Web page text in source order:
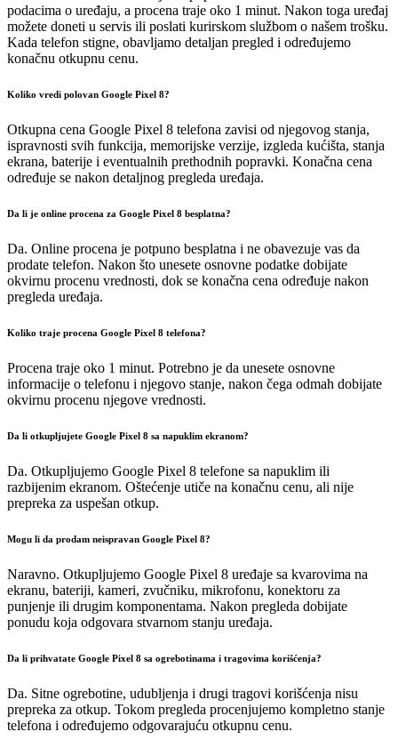
podacima o uređaju, a procena traje oko 1 minut. Nakon toga uređaj
možete doneti u servis ili poslati kurirskom službom o našem trošku.
Kada telefon stigne, obavljamo detaljan pregled i određujemo
konačnu otkupnu cenu.
Koliko vredi polovan Google Pixel 8?
Otkupna cena Google Pixel 8 telefona zavisi od njegovog stanja,
ispravnosti svih funkcija, memorijske verzije, izgleda kućišta, stanja
ekrana, baterije i eventualnih prethodnih popravki. Konačna cena
određuje se nakon detaljnog pregleda uređaja.
Da li je online procena za Google Pixel 8 besplatna?
Da. Online procena je potpuno besplatna i ne obavezuje vas da
prodate telefon. Nakon što unesete osnovne podatke dobijate
okvirnu procenu vrednosti, dok se konačna cena određuje nakon
pregleda uređaja.
Koliko traje procena Google Pixel 8 telefona?
Procena traje oko 1 minut. Potrebno je da unesete osnovne
informacije o telefonu i njegovo stanje, nakon čega odmah dobijate
okvirnu procenu njegove vrednosti.
Da li otkupljujete Google Pixel 8 sa napuklim ekranom?
Da. Otkupljujemo Google Pixel 8 telefone sa napuklim ili
razbijenim ekranom. Oštećenje utiče na konačnu cenu, ali nije
prepreka za uspešan otkup.
Mogu li da prodam neispravan Google Pixel 8?
Naravno. Otkupljujemo Google Pixel 8 uređaje sa kvarovima na
ekranu, bateriji, kameri, zvučniku, mikrofonu, konektoru za
punjenje ili drugim komponentama. Nakon pregleda dobijate
ponudu koja odgovara stvarnom stanju uređaja.
Da li prihvatate Google Pixel 8 sa ogrebotinama i tragovima korišćenja?
Da. Sitne ogrebotine, udubljenja i drugi tragovi korišćenja nisu
prepreka za otkup. Tokom pregleda procenjujemo kompletno stanje
telefona i određujemo odgovarajuću otkupnu cenu.